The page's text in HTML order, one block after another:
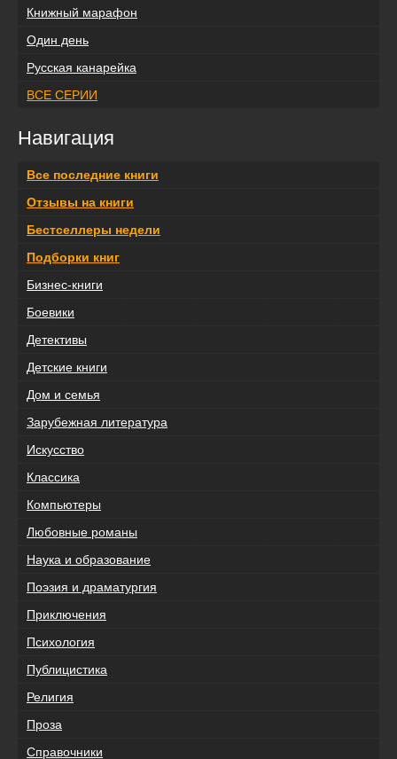
Книжный марафон
Один день
Русская канарейка
ВСЕ СЕРИИ
Навигация
Все последние книги
Отзывы на книги
Бестселлеры недели
Подборки книг
Бизнес-книги
Боевики
Детективы
Детские книги
Дом и семья
Зарубежная литература
Искусство
Классика
Компьютеры
Любовные романы
Наука и образование
Поэзия и драматургия
Приключения
Психология
Публицистика
Религия
Проза
Справочники